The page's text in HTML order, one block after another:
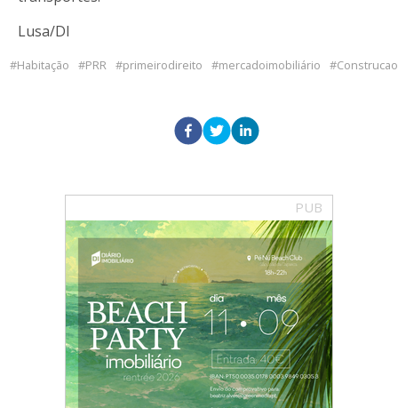
Lusa/DI
Habitação PRR primeirodireito mercadoimobiliário Construcao
PUB